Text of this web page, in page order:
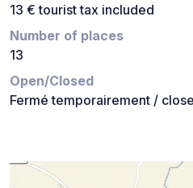
13 € tourist tax included
Number of places
13
Open/Closed
Fermé temporairement /